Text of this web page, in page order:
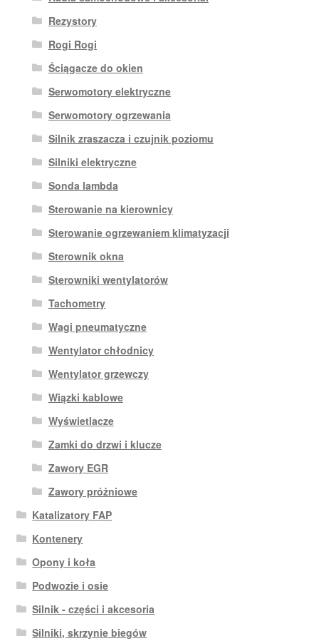
Rezystory
Rogi Rogi
Ściągacze do okien
Serwomotory elektryczne
Serwomotory ogrzewania
Silnik zraszacza i czujnik poziomu
Silniki elektryczne
Sonda lambda
Sterowanie na kierownicy
Sterowanie ogrzewaniem klimatyzacji
Sterownik okna
Sterowniki wentylatorów
Tachometry
Wagi pneumatyczne
Wentylator chłodnicy
Wentylator grzewczy
Wiązki kablowe
Wyświetlacze
Zamki do drzwi i klucze
Zawory EGR
Zawory próżniowe
Katalizatory FAP
Kontenery
Opony i koła
Podwozie i osie
Silnik - części i akcesoria
Silniki, skrzynie biegów